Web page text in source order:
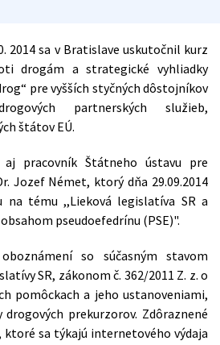
2014 sa v Bratislave uskutočnil kurz
drogám a strategické vyhliadky
pre vyšších styčných dôstojníkov
partnerských služieb,
štátov EÚ.
pracovník Štátneho ústavu pre
Jozef Német, ktorý dňa 29.09.2014
na tému ,,Lieková legislatíva SR a
pseudoefedrínu (PSE)".
so súčasným stavom
SR, zákonom č. 362/2011 Z. z. o
pomôckach a jeho ustanoveniami,
prekurzorov. Zdôraznené
sa týkajú internetového výdaja